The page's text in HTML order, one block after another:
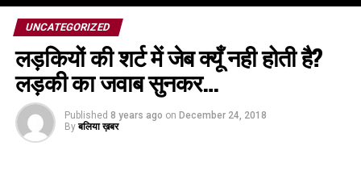
UNCATEGORIZED
लड़कियों की शर्ट में जेब क्यूँ नही होती है?
लड़की का जवाब सुनकर…
Published 8 years ago on December 24, 2018
By बलिया ख़बर